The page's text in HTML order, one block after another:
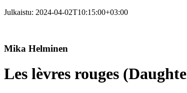
Julkaistu: 2024-04-02T10:15:00+03:00
Mika Helminen
Les lèvres rouges